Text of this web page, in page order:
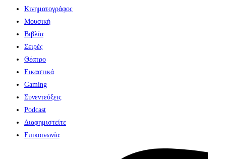
Κινηματογράφος
Μουσική
Βιβλία
Σειρές
Θέατρο
Εικαστικά
Gaming
Συνεντεύξεις
Podcast
Διαφημιστείτε
Επικοινωνία